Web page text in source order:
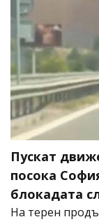
Пускат
посока
блокадата
На терен